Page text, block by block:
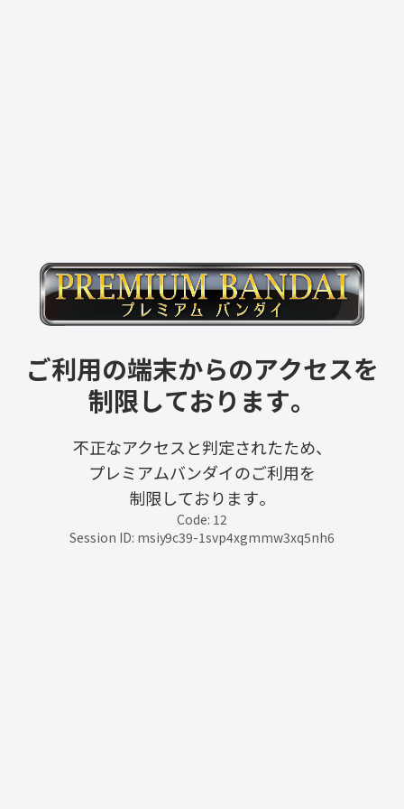
ご利用の端末からのアクセスを
制限しております。
不正なアクセスと判定されたため、
プレミアムバンダイのご利用を
制限しております。
Code: 12
Session ID: msiy9c39-1svp4xgmmw3xq5nh6